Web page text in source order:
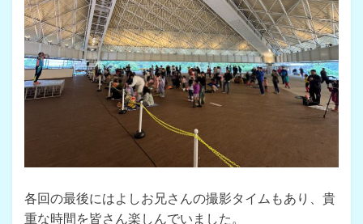
各回の最後にはよしお兄さんの撮影タイムもあり、貴
重な時間を皆さん楽しんでいました。